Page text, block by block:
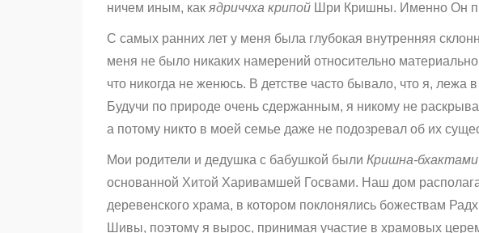
ничем иным, как ядриччха крипой Шри Кришны. Именно Он
С самых ранних лет у меня была глубокая внутренняя
меня не было никаких намерений относительно
что никогда не женюсь. В детстве часто бывало, что я, лежа
Будучи по природе очень сдержанным, я никому не
а потому никто в моей семье даже не подозревал об их
Мои родители и дедушка с бабушкой были Кришна-бхактами
основанной Хитой Харивамшей Госвами. Наш дом
деревенского храма, в котором поклонялись божествам
Шивы, поэтому я вырос, принимая участие в храмовых